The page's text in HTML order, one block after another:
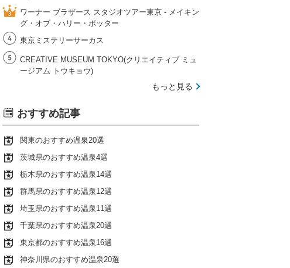
ワーナー ブラザース スタジオツアー東京 ‐ メイキン
グ・オブ・ハリー・ポッター
東京ミステリーサーカス
CREATIVE MUSEUM TOKYO(クリエイティブ ミュ
ージアム トウキョウ)
もっと見る
おすすめ記事
関東のおすすめ温泉20選
茨城県のおすすめ温泉4選
栃木県のおすすめ温泉14選
群馬県のおすすめ温泉12選
埼玉県のおすすめ温泉11選
千葉県のおすすめ温泉20選
東京都のおすすめ温泉16選
神奈川県のおすすめ温泉20選